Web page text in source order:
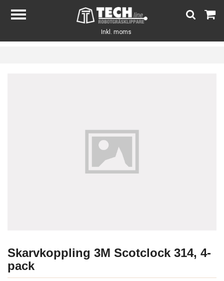
Inkl. moms
Skarvkoppling 3M Scotclock 314, 4-
pack